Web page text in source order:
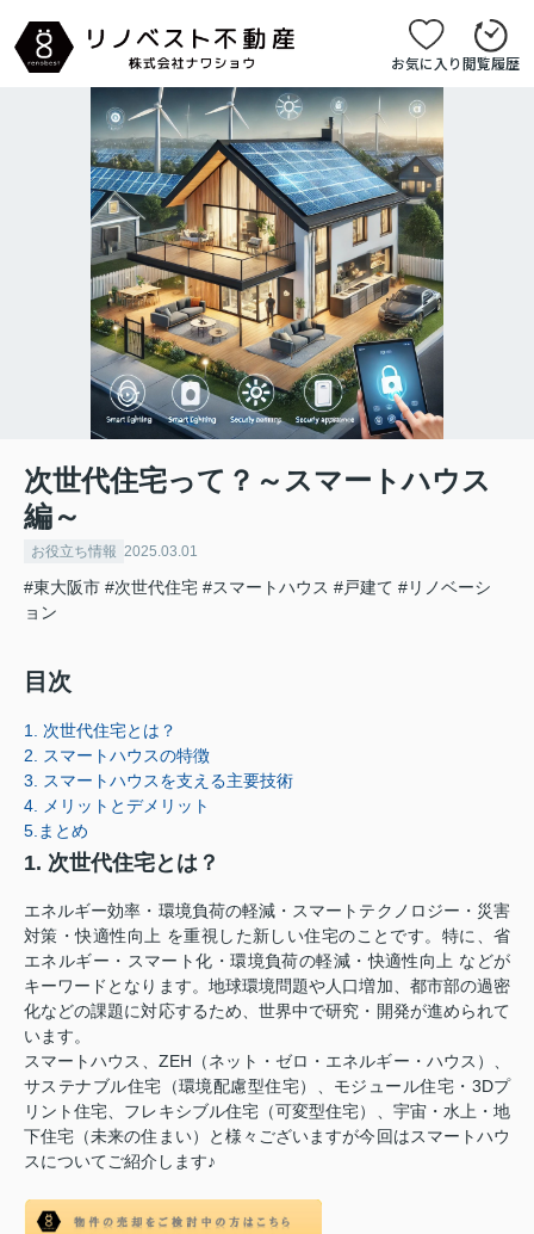
お気に入り閲覧履歴
次世代住宅って？～スマートハウス
編～
お役立ち情報 2025.03.01
#東大阪市 #次世代住宅 #スマートハウス #戸建て #リノベーシ
ョン
目次
1. 次世代住宅とは？
2. スマートハウスの特徴
3. スマートハウスを支える主要技術
4. メリットとデメリット
5.まとめ
1. 次世代住宅とは？
エネルギー効率・環境負荷の軽減・スマートテクノロジー・災害
対策・快適性向上 を重視した新しい住宅のことです。特に、省
エネルギー・スマート化・環境負荷の軽減・快適性向上 などが
キーワードとなります。地球環境問題や人口増加、都市部の過密
化などの課題に対応するため、世界中で研究・開発が進められて
います。
スマートハウス、ZEH（ネット・ゼロ・エネルギー・ハウス）、
サステナブル住宅（環境配慮型住宅）、モジュール住宅・3Dプ
リント住宅、フレキシブル住宅（可変型住宅）、宇宙・水上・地
下住宅（未来の住まい）と様々ございますが今回はスマートハウ
スについてご紹介します♪